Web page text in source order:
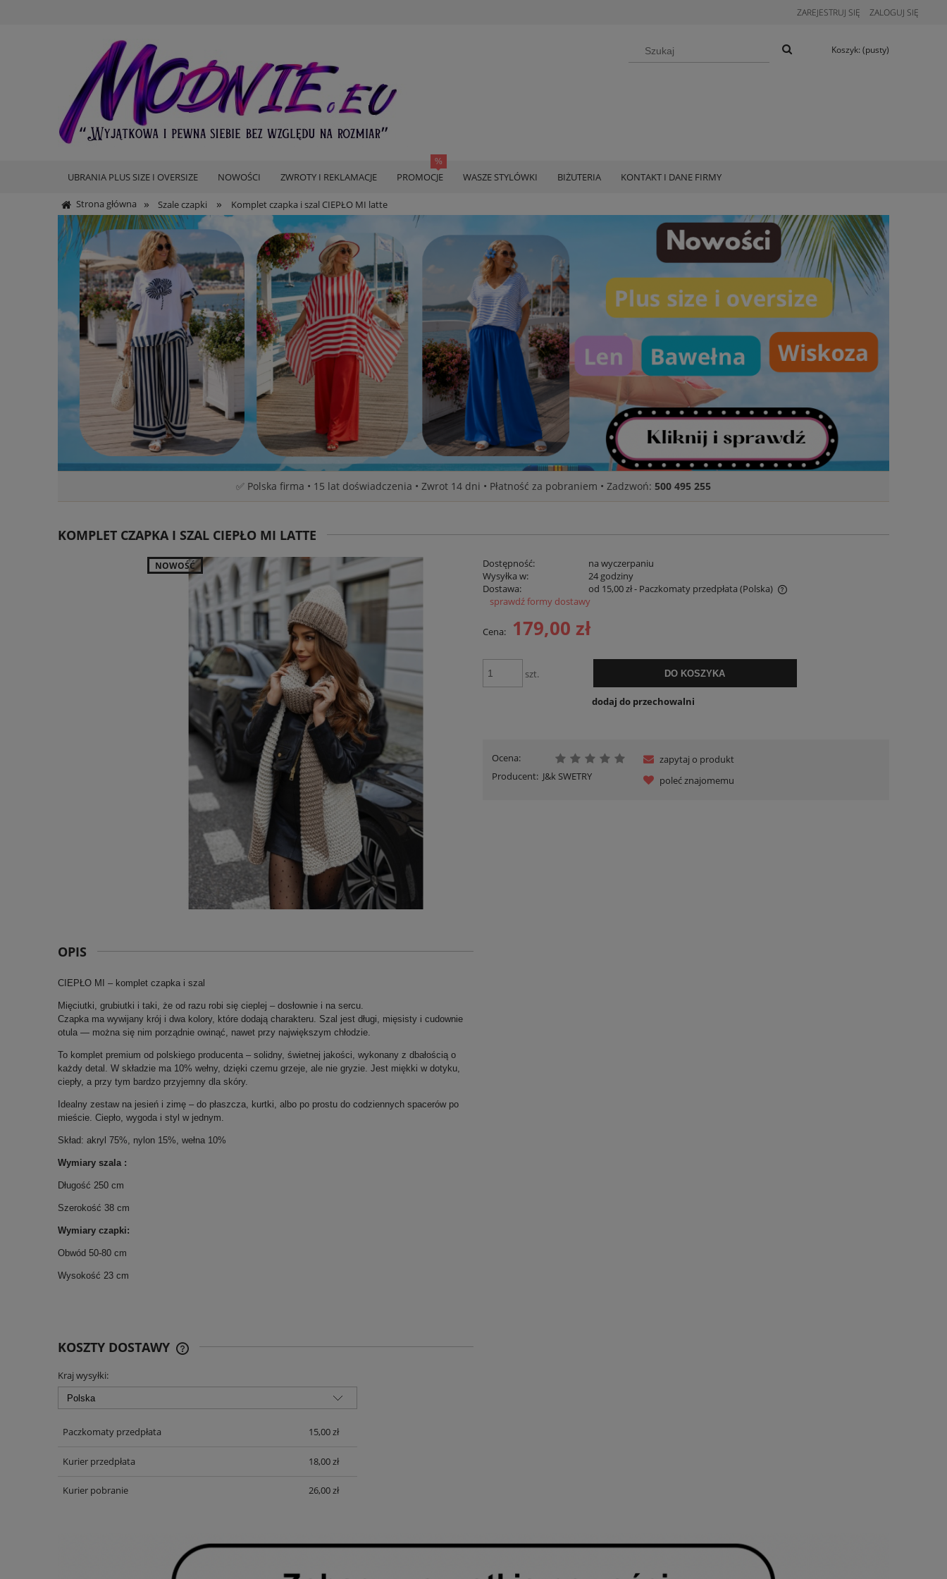
ZAREJESTRUJ SIĘ ZALOGUJ SIĘ
Koszyk: (pusty)
UBRANIA PLUS SIZE I OVERSIZE NOWOŚCI ZWROTY I REKLAMACJE PROMOCJE WASZE STYLÓWKI BIŻUTERIA KONTAKT I DANE FIRMY
Strona główna » Szale czapki » Komplet czapka i szal CIEPŁO MI latte
✅ Polska firma • 15 lat doświadczenia • Zwrot 14 dni • Płatność za pobraniem • Zadzwoń: 500 495 255
KOMPLET CZAPKA I SZAL CIEPŁO MI LATTE
NOWOŚĆ Dostępność:
na wyczerpaniu
Wysyłka w:
24 godziny
Dostawa:
od 15,00 zł- Paczkomaty przedpłata (Polska)
sprawdź formy dostawy
Cena: 179,00 zł
szt. DO KOSZYKA
dodaj do przechowalni
Ocena:
Producent: J&k SWETRY
zapytaj o produkt
poleć znajomemu
OPIS
CIEPŁO MI – komplet czapka i szal
Mięciutki, grubiutki i taki, że od razu robi się cieplej – dosłownie i na sercu.
Czapka ma wywijany krój i dwa kolory, które dodają charakteru. Szal jest długi, mięsisty i cudownie
otula — można się nim porządnie owinąć, nawet przy największym chłodzie.
To komplet premium od polskiego producenta – solidny, świetnej jakości, wykonany z dbałością o
każdy detal. W składzie ma 10% wełny, dzięki czemu grzeje, ale nie gryzie. Jest miękki w dotyku,
ciepły, a przy tym bardzo przyjemny dla skóry.
Idealny zestaw na jesień i zimę – do płaszcza, kurtki, albo po prostu do codziennych spacerów po
mieście. Ciepło, wygoda i styl w jednym.
Skład: akryl 75%, nylon 15%, wełna 10%
Wymiary szala :
Długość 250 cm
Szerokość 38 cm
Wymiary czapki:
Obwód 50-80 cm
Wysokość 23 cm
KOSZTY DOSTAWY
CENA NIE ZAWIERA EWENTUALNYCH
Kraj wysyłki:
Paczkomaty przedpłata 15,00 zł
Kurier przedpłata 18,00 zł
Kurier pobranie 26,00 zł